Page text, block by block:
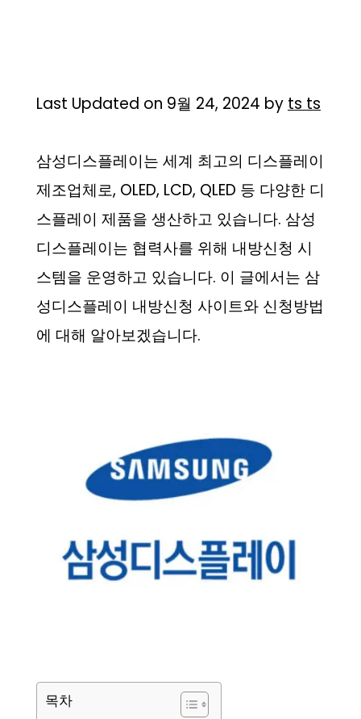
Last Updated on 9월 24, 2024 by ts ts
삼성디스플레이는 세계 최고의 디스플레이
제조업체로, OLED, LCD, QLED 등 다양한 디
스플레이 제품을 생산하고 있습니다. 삼성
디스플레이는 협력사를 위해 내방신청 시
스템을 운영하고 있습니다. 이 글에서는 삼
성디스플레이 내방신청 사이트와 신청방법
에 대해 알아보겠습니다.
목차